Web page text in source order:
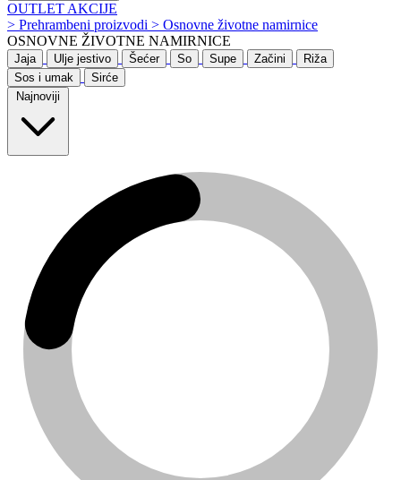
OUTLET AKCIJE
> Prehrambeni proizvodi > Osnovne životne namirnice
OSNOVNE ŽIVOTNE NAMIRNICE
Jaja Ulje jestivo Šećer So Supe Začini
Riža
Sos i umak
Sirće
Najnoviji